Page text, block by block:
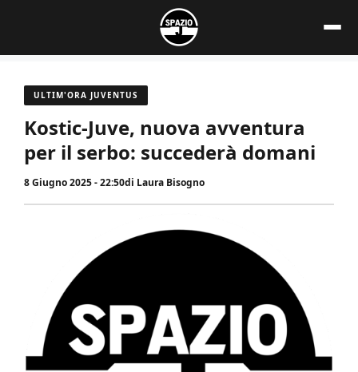
contenuto
ULTIM'ORA JUVENTUS
Kostic-Juve, nuova avventura
per il serbo: succederà domani
8 Giugno 2025 - 22:50di Laura Bisogno